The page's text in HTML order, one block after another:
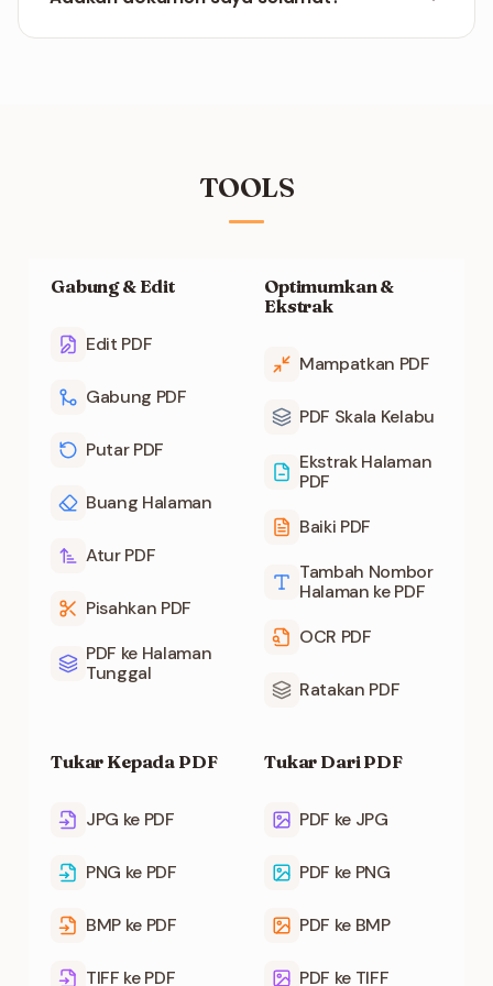
TOOLS
Gabung & Edit
Edit PDF
Gabung PDF
Putar PDF
Buang Halaman
Atur PDF
Pisahkan PDF
PDF ke Halaman
Tunggal
Optimumkan &
Ekstrak
Mampatkan PDF
PDF Skala Kelabu
Ekstrak Halaman
PDF
Baiki PDF
Tambah Nombor
Halaman ke PDF
OCR PDF
Ratakan PDF
Tukar Kepada PDF
JPG ke PDF
PNG ke PDF
BMP ke PDF
TIFF ke PDF
Tukar Dari PDF
PDF ke JPG
PDF ke PNG
PDF ke BMP
PDF ke TIFF